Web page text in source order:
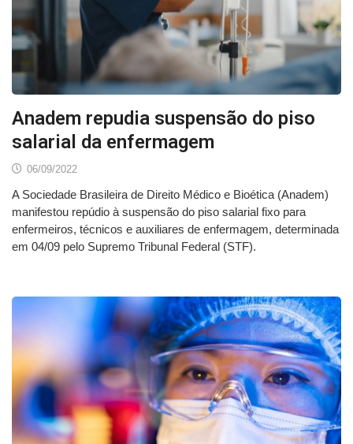
Anadem repudia suspensão do piso
salarial da enfermagem
06/09/2022
A Sociedade Brasileira de Direito Médico e Bioética (Anadem)
manifestou repúdio à suspensão do piso salarial fixo para
enfermeiros, técnicos e auxiliares de enfermagem, determinada
em 04/09 pelo Supremo Tribunal Federal (STF).